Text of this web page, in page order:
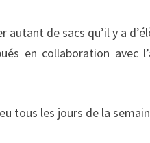
autant de sacs qu’il y a
en collaboration avec
tous les jours de la